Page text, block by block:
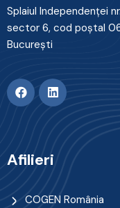
Splaiul Independenţei
sector 6, cod poştal
Bucureşti
Afilieri
COGEN România